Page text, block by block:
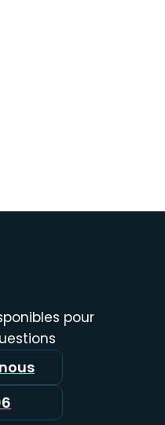
pour